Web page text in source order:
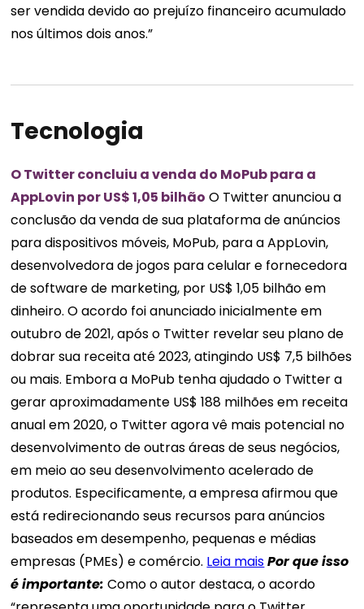
ser vendida devido ao prejuízo financeiro acumulado
nos últimos dois anos.”
Tecnologia
O Twitter concluiu a venda do MoPub para a
AppLovin por US$ 1,05 bilhão O Twitter anunciou a
conclusão da venda de sua plataforma de anúncios
para dispositivos móveis, MoPub, para a AppLovin,
desenvolvedora de jogos para celular e fornecedora
de software de marketing, por US$ 1,05 bilhão em
dinheiro. O acordo foi anunciado inicialmente em
outubro de 2021, após o Twitter revelar seu plano de
dobrar sua receita até 2023, atingindo US$ 7,5 bilhões
ou mais. Embora a MoPub tenha ajudado o Twitter a
gerar aproximadamente US$ 188 milhões em receita
anual em 2020, o Twitter agora vê mais potencial no
desenvolvimento de outras áreas de seus negócios,
em meio ao seu desenvolvimento acelerado de
produtos. Especificamente, a empresa afirmou que
está redirecionando seus recursos para anúncios
baseados em desempenho, pequenas e médias
empresas (PMEs) e comércio. Leia maisPor que isso
éimportante: Como o autor destaca, o acordo